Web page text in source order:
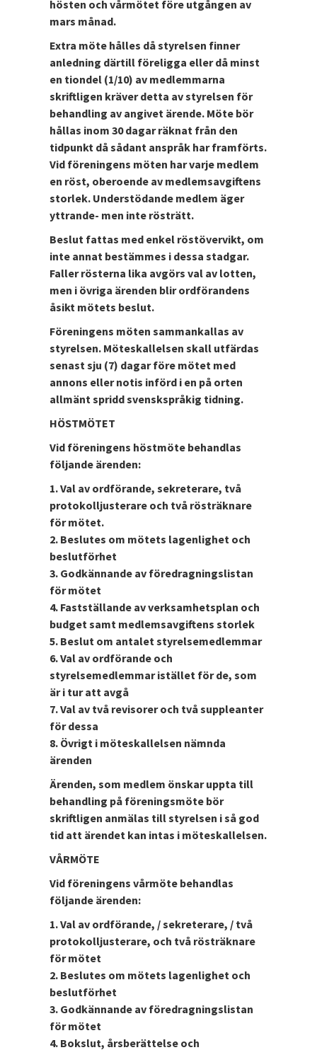
hösten och vårmötet före utgången av
mars månad.
Extra möte hålles då styrelsen finner
anledning därtill föreligga eller då minst
en tiondel (1/10) av medlemmarna
skriftligen kräver detta av styrelsen för
behandling av angivet ärende. Möte bör
hållas inom 30 dagar räknat från den
tidpunkt då sådant anspråk har framförts.
Vid föreningens möten har varje medlem
en röst, oberoende av medlemsavgiftens
storlek. Understödande medlem äger
yttrande- men inte rösträtt.
Beslut fattas med enkel röstövervikt, om
inte annat bestämmes i dessa stadgar.
Faller rösterna lika avgörs val av lotten,
men i övriga ärenden blir ordförandens
åsikt mötets beslut.
Föreningens möten sammankallas av
styrelsen. Möteskallelsen skall utfärdas
senast sju (7) dagar före mötet med
annons eller notis införd i en på orten
allmänt spridd svenskspråkig tidning.
HÖSTMÖTET
Vid föreningens höstmöte behandlas
följande ärenden:
1. Val av ordförande, sekreterare, två
protokolljusterare och två rösträknare
för mötet.
2. Beslutes om mötets lagenlighet och
beslutförhet
3. Godkännande av föredragningslistan
för mötet
4. Fastställande av verksamhetsplan och
budget samt medlemsavgiftens storlek
5. Beslut om antalet styrelsemedlemmar
6. Val av ordförande och
styrelsemedlemmar istället för de, som
är i tur att avgå
7. Val av två revisorer och två suppleanter
för dessa
8. Övrigt i möteskallelsen nämnda
ärenden
Ärenden, som medlem önskar uppta till
behandling på föreningsmöte bör
skriftligen anmälas till styrelsen i så god
tid att ärendet kan intas i möteskallelsen.
VÅRMÖTE
Vid föreningens vårmöte behandlas
följande ärenden:
1. Val av ordförande, / sekreterare, / två
protokolljusterare, och två rösträknare
för mötet
2. Beslutes om mötets lagenlighet och
beslutförhet
3. Godkännande av föredragningslistan
för mötet
4. Bokslut, årsberättelse och